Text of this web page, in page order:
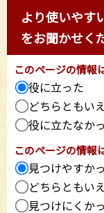
より使いやす
をお聞かせく
このページの情報
役に立った
どちらともい
役に立たなか
このページの情報
見つけやすか
どちらともい
見つけにくか